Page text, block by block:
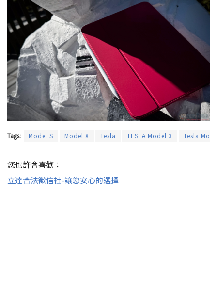
Tags: Model S Model X Tesla TESLA Model 3 Tesla
您也許會喜歡：
立達合法徵信社-讓您安心的選擇